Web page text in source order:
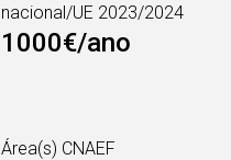
nacional/UE 2023/2024
1000€/ano
Área(s) CNAEF